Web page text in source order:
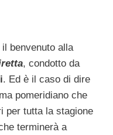
il benvenuto alla
, condotto da
. Ed è il caso di dire
pomeridiano che
per tutta la stagione
terminerà a